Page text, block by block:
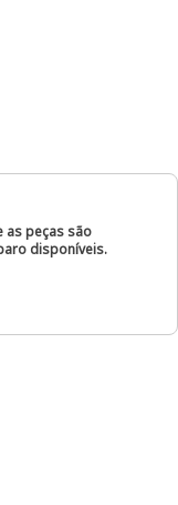
as peças são
disponíveis.